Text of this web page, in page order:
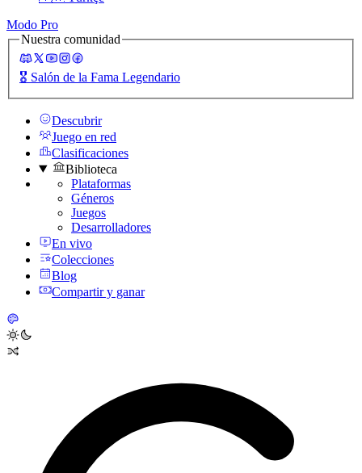
Modo Pro
Nuestra comunidad
🎖️ Salón de la Fama Legendario
Descubrir
Juego en red
Clasificaciones
Biblioteca
Plataformas
Géneros
Juegos
Desarrolladores
En vivo
Colecciones
Blog
Compartir y ganar